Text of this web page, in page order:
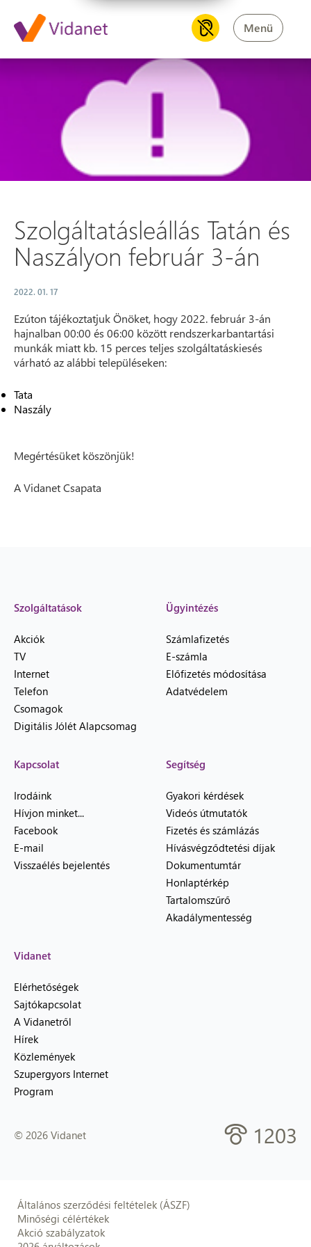
Menü
Szolgáltatásleállás Tatán és
Szolgáltatásleállás Tatán és
Naszályon február 3-án
2022. 01. 17
Ezúton tájékoztatjuk Önöket, hogy 2022. február 3-án
hajnalban 00:00 és 06:00 között rendszerkarbantartási
munkák miatt kb. 15 perces teljes szolgáltatáskiesés
várható az alábbi településeken:
Tata
Naszály
Megértésüket köszönjük!
A Vidanet Csapata
Szolgáltatások
Akciók
TV
Internet
Telefon
Csomagok
Digitális Jólét Alapcsomag
Ügyintézés
Számlafizetés
E-számla
Előfizetés módosítása
Adatvédelem
Kapcsolat
Irodáink
Hívjon minket...
Facebook
E-mail
Visszaélés bejelentés
Segítség
Gyakori kérdések
Videós útmutatók
Fizetés és számlázás
Hívásvégződtetési díjak
Dokumentumtár
Honlaptérkép
Tartalomszűrő
Akadálymentesség
Vidanet
Elérhetőségek
Sajtókapcsolat
A Vidanetről
Hírek
Közlemények
Szupergyors Internet
Program
© 2026 Vidanet 1203
Általános szerződési feltételek (ÁSZF)
Minőségi célértékek
Akció szabályzatok